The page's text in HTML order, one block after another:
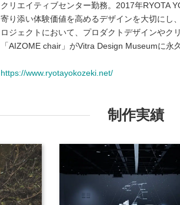
クリエイティブセンター勤務。2017年RYOTA
寄り添い体験価値を高めるデザインを大切にし
ロジェクトにおいて、プロダクトデザインやク
「AIZOME chair」がVitra Design Museumに永
https://www.ryotayokozeki.net/
制作実績